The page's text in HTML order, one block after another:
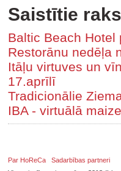
Saistītie
Baltic Beach
Restorānu nedēļa
Itāļu virtuves un
17.aprīlī
Tradicionālie
IBA - virtuālā
Par HoReCa
Sadarbības partneri